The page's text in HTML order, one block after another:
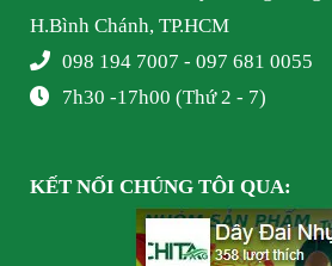
H.Bình Chánh, TP.HCM
098 194 7007 - 097 681 0055
7h30 -17h00 (Thứ 2 - 7)
KẾT NỐI CHÚNG TÔI QUA: